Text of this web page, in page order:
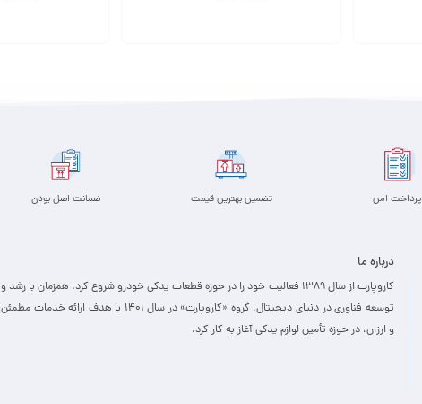
پرداخت امن تضمین بهترین قیمت ضمانت اصل بودن
درباره ما
کاروپارت از سال ۱۳۸۹ فعالیت خود را در حوزه قطعات یدکی خودرو شروع کرد. همزمان با رشد و
توسعه فناوری در دنیای دیجیتال، گروه «کاروپارت» در سال ۱۴۰۱ با هدف ارائه خدمات مطمئن
و ارزان، ­در حوزه تأمین لوازم یدکی آغاز به کار کرد.